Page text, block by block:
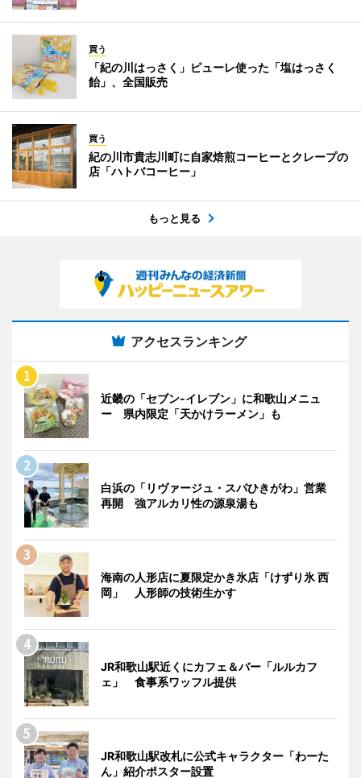
買う
「紀の川はっさく」ピューレ使った「塩はっさく
飴」、全国販売
買う
紀の川市貴志川町に自家焙煎コーヒーとクレープの
店「ハトバコーヒー」
もっと見る
アクセスランキング
近畿の「セブン-イレブン」に和歌山メニュ
ー 県内限定「天かけラーメン」も
白浜の「リヴァージュ・スパひきがわ」営業
再開 強アルカリ性の源泉湯も
海南の人形店に夏限定かき氷店「けずり氷 西
岡」 人形師の技術生かす
JR和歌山駅近くにカフェ＆バー「ルルカフ
ェ」 食事系ワッフル提供
JR和歌山駅改札に公式キャラクター「わーた
ん」紹介ポスター設置